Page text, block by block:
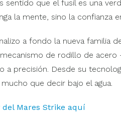
sentido que el fusil es una
la mente, sino la confianza
a fondo la nueva familia
de rodillo de
a precisión. Desde su
que decir bajo el agua.
Mares Strike aquí